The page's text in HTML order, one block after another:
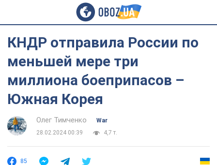
КНДР отправила России по
меньшей мере три
миллиона боеприпасов –
Южная Корея
Олег Тимченко
War
28.02.2024 00:39
4,7 т.
85